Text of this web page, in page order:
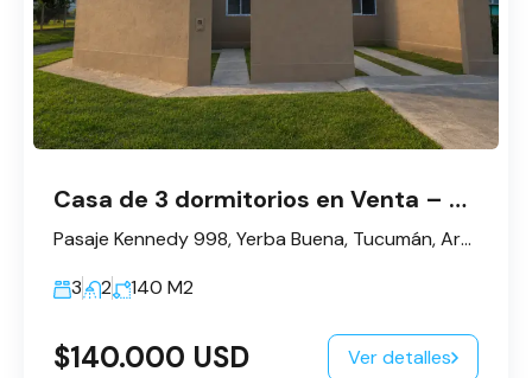
Casa de 3 dormitorios en Venta – Barrio Apunt – Yerba Buena.
Pasaje Kennedy 998, Yerba Buena, Tucumán, Argentina
3
2 140 M2
$140.000 USD Ver detalles